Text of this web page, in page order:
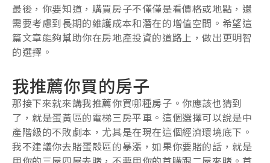
最後，你要知道，購買房子不僅僅是看價格或地點，還
需要考慮到長期的維護成本和潛在的增值空間。希望這
篇文章能夠幫助你在房地產投資的道路上，做出更明智
的選擇。
我推薦你買的房子
那接下來就來講我推薦你買哪種房子。你應該也猜到
了，就是蛋黃區的電梯三房平車。這個選擇可以說是中
產階級的不敗劇本，尤其是在現在這個經濟環境底下。
我不建議你去賭蛋殼區的暴漲，如果你要賭的話，就是